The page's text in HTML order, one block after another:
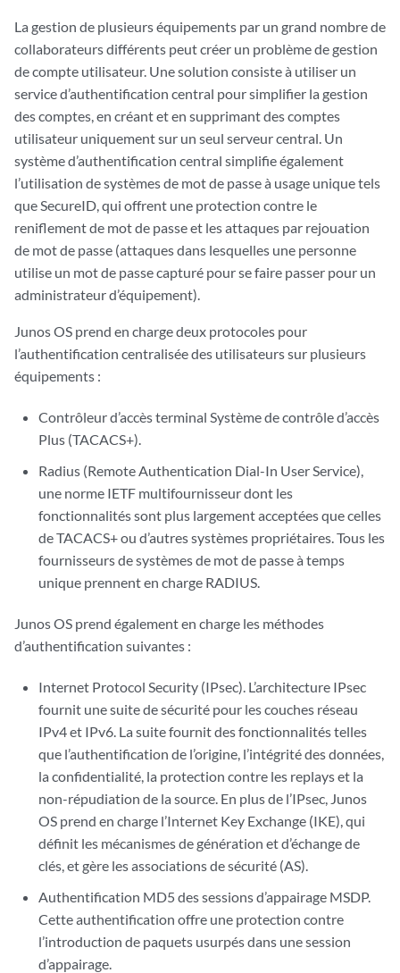
La gestion de plusieurs équipements par un grand nombre de
collaborateurs différents peut créer un problème de gestion
de compte utilisateur. Une solution consiste à utiliser un
service d’authentification central pour simplifier la gestion
des comptes, en créant et en supprimant des comptes
utilisateur uniquement sur un seul serveur central. Un
système d’authentification central simplifie également
l’utilisation de systèmes de mot de passe à usage unique tels
que SecureID, qui offrent une protection contre le
reniflement de mot de passe et les attaques par rejouation
de mot de passe (attaques dans lesquelles une personne
utilise un mot de passe capturé pour se faire passer pour un
administrateur d’équipement).
Junos OS prend en charge deux protocoles pour
l’authentification centralisée des utilisateurs sur plusieurs
équipements :
Contrôleur d’accès terminal Système de contrôle d’accès
Plus (TACACS+).
Radius (Remote Authentication Dial-In User Service),
une norme IETF multifournisseur dont les
fonctionnalités sont plus largement acceptées que celles
de TACACS+ ou d’autres systèmes propriétaires. Tous les
fournisseurs de systèmes de mot de passe à temps
unique prennent en charge RADIUS.
Junos OS prend également en charge les méthodes
d’authentification suivantes :
Internet Protocol Security (IPsec). L’architecture IPsec
fournit une suite de sécurité pour les couches réseau
IPv4 et IPv6. La suite fournit des fonctionnalités telles
que l’authentification de l’origine, l’intégrité des données,
la confidentialité, la protection contre les replays et la
non-répudiation de la source. En plus de l’IPsec, Junos
OS prend en charge l’Internet Key Exchange (IKE), qui
définit les mécanismes de génération et d’échange de
clés, et gère les associations de sécurité (AS).
Authentification MD5 des sessions d’appairage MSDP.
Cette authentification offre une protection contre
l’introduction de paquets usurpés dans une session
d’appairage.